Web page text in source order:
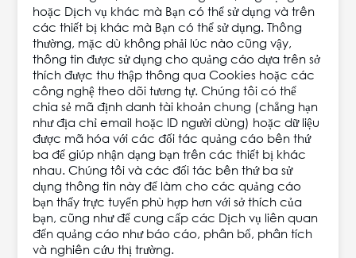
hoặc Dịch vụ khác mà Bạn có thể sử dụng và trên
các thiết bị khác mà Bạn có thể sử dụng. Thông
thường, mặc dù không phải lúc nào cũng vậy,
thông tin được sử dụng cho quảng cáo dựa trên sở
thích được thu thập thông qua Cookies hoặc các
công nghệ theo dõi tương tự. Chúng tôi có thể
chia sẻ mã định danh tài khoản chung (chẳng hạn
như địa chỉ email hoặc ID người dùng) hoặc dữ liệu
được mã hóa với các đối tác quảng cáo bên thứ
ba để giúp nhận dạng bạn trên các thiết bị khác
nhau. Chúng tôi và các đối tác bên thứ ba sử
dụng thông tin này để làm cho các quảng cáo
bạn thấy trực tuyến phù hợp hơn với sở thích của
bạn, cũng như để cung cấp các Dịch vụ liên quan
đến quảng cáo như báo cáo, phân bổ, phân tích
và nghiên cứu thị trường.